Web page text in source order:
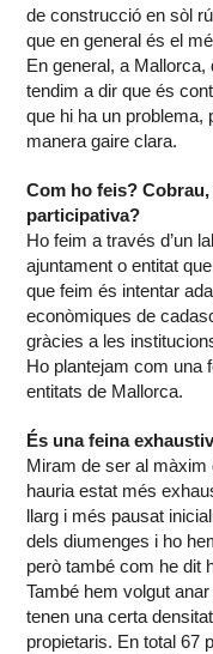
de construcció en sòl
que en general és el
En general, a
tendim a dir que és
que hi ha un problema,
manera gaire clara.
Com ho feis?
participativa?
Ho feim a través d’un
ajuntament o entitat
que feim és intentar
econòmiques de
gràcies a les
Ho plantejam com una
entitats de Mallorca.
És una feina
Miram de ser al màxim
hauria estat més
llarg i més pausat
dels diumenges i ho
però també com he dit
També hem volgut
tenen una certa
propietaris. En total 67